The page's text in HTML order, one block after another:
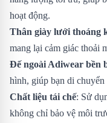
hoạt động.
Thân giày lưới thoáng
mang lại cảm giác thoải
Đế ngoài Adiwear bền
hình, giúp bạn di chuyển
Chất liệu tái chế: Sử
không chỉ bảo vệ môi